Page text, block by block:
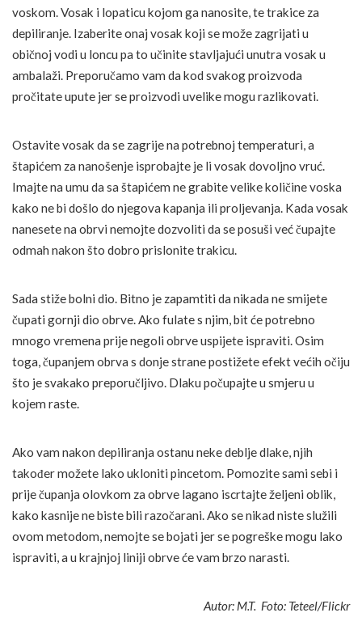
voskom. Vosak i lopaticu kojom ga nanosite, te trakice za
depiliranje. Izaberite onaj vosak koji se može zagrijati u
običnoj vodi u loncu pa to učinite stavljajući unutra vosak u
ambalaži. Preporučamo vam da kod svakog proizvoda
pročitate upute jer se proizvodi uvelike mogu razlikovati.
Ostavite vosak da se zagrije na potrebnoj temperaturi, a
štapićem za nanošenje isprobajte je li vosak dovoljno vruć.
Imajte na umu da sa štapićem ne grabite velike količine voska
kako ne bi došlo do njegova kapanja ili proljevanja. Kada vosak
nanesete na obrvi nemojte dozvoliti da se posuši već čupajte
odmah nakon što dobro prislonite trakicu.
Sada stiže bolni dio. Bitno je zapamtiti da nikada ne smijete
čupati gornji dio obrve. Ako fulate s njim, bit će potrebno
mnogo vremena prije negoli obrve uspijete ispraviti. Osim
toga, čupanjem obrva s donje strane postižete efekt većih očiju
što je svakako preporučljivo. Dlaku počupajte u smjeru u
kojem raste.
Ako vam nakon depiliranja ostanu neke deblje dlake, njih
također možete lako ukloniti pincetom. Pomozite sami sebi i
prije čupanja olovkom za obrve lagano iscrtajte željeni oblik,
kako kasnije ne biste bili razočarani. Ako se nikad niste služili
ovom metodom, nemojte se bojati jer se pogreške mogu lako
ispraviti, a u krajnjoj liniji obrve će vam brzo narasti.
Autor: M.T. Foto: Teteel/Flickr